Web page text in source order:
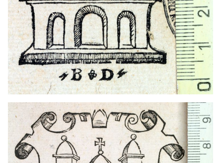
1578 - 1600
Spira (Alemania)
1597 - 1591
Heidelberg (Alemania)